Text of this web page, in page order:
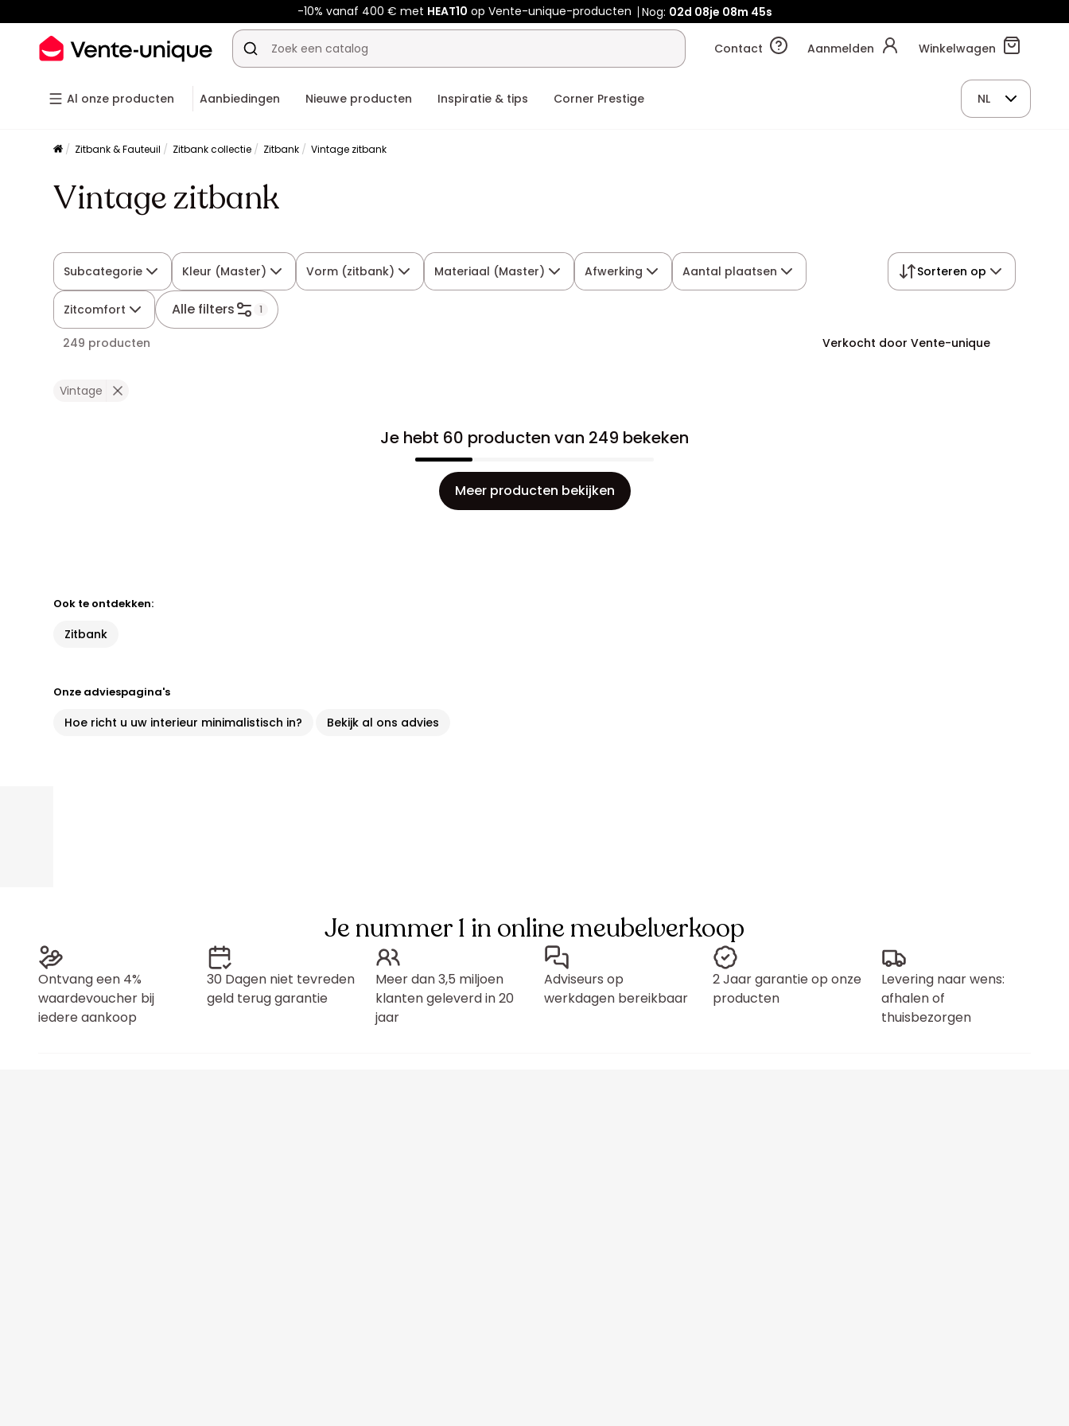
-10% vanaf 400 € met HEAT10 op Vente-unique-producten Nog: 02d 08je 08m 44s
Contact Aanmelden Winkelwagen
Al onze producten Aanbiedingen Nieuwe producten Inspiratie & tips Corner Prestige NL
Zitbank & Fauteuil Zitbank collectie Zitbank Vintage zitbank
Vintage zitbank
Subcategorie Kleur (Master) Vorm (zitbank) Materiaal (Master) Afwerking Aantal plaatsen
Zitcomfort Alle filters 1
Sorteren op
249 producten Verkocht door Vente-unique
Vintage
Je hebt 60 producten van 249 bekeken
Meer producten bekijken
Ook te ontdekken:
Zitbank
Onze adviespagina's
Hoe richt u uw interieur minimalistisch in? Bekijk al ons advies
Je nummer 1 in online meubelverkoop
Ontvang een 4%
waardevoucher bij
iedere aankoop
30 Dagen niet tevreden
geld terug garantie
Meer dan 3,5 miljoen
klanten geleverd in 20
jaar
Adviseurs op
werkdagen bereikbaar
2 Jaar garantie op onze
producten
Levering naar wens:
afhalen of
thuisbezorgen